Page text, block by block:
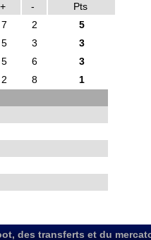
+ -
Pts
7 2
5
5 3
3
5 6
3
2 8 1
des transferts et du